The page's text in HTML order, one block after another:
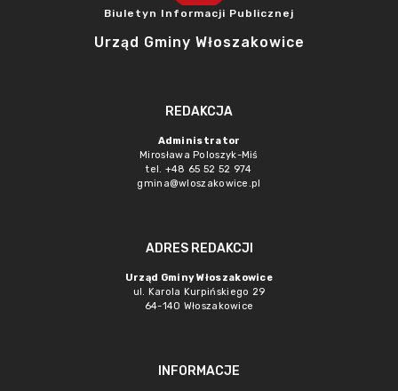
Biuletyn Informacji Publicznej
Urząd Gminy Włoszakowice
REDAKCJA
Administrator
Mirosława Poloszyk-Miś
tel. +48 65 52 52 974
gmina@wloszakowice.pl
ADRES REDAKCJI
Urząd Gminy Włoszakowice
ul. Karola Kurpińskiego 29
64-140 Włoszakowice
INFORMACJE